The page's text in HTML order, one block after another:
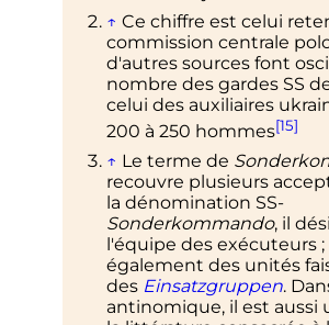
↑ Ce chiffre est celui
commission centrale
d'autres sources font
nombre des gardes SS
celui des auxiliaires
200 à 250 hommes[15]
↑ Le terme de
recouvre plusieurs
la dénomination SS-
Sonderkommando, il
l'équipe des exécuteurs
également des unités
des Einsatzgruppen.
antinomique, il est aussi